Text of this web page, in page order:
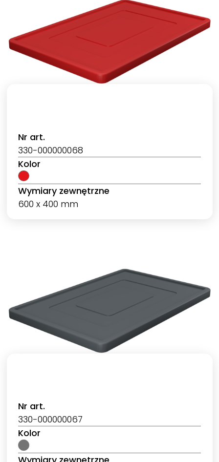
Nr art.
330-000000068
Kolor
Wymiary zewnętrzne
600 x 400 mm
Nr art.
330-000000067
Kolor